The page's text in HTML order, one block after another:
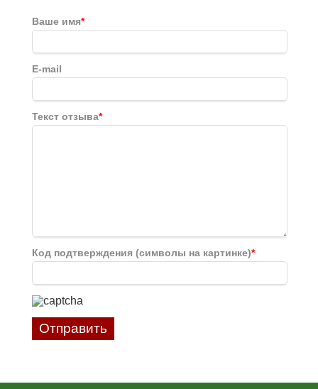
Ваше имя*
E-mail
Текст отзыва*
Код подтверждения (символы на картинке)*
Отправить